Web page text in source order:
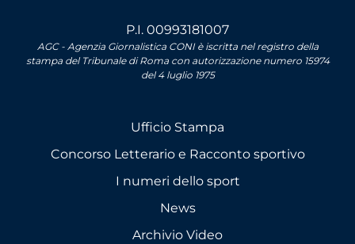
P.I. 00993181007
AGC - Agenzia Giornalistica CONI è iscritta nel registro della
stampa del Tribunale di Roma con autorizzazione numero 15974
del 4 luglio 1975
Ufficio Stampa
Concorso Letterario e Racconto sportivo
I numeri dello sport
News
Archivio Video